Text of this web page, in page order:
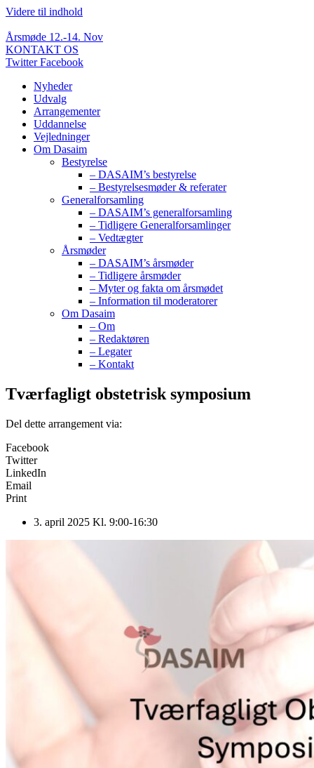
Videre til indhold
Årsmøde 12.-14. Nov
KONTAKT OS
Twitter Facebook
Nyheder
Udvalg
Arrangementer
Uddannelse
Vejledninger
Om Dasaim
Bestyrelse
– DASAIM’s bestyrelse
– Bestyrelsesmøder & referater
Generalforsamling
– DASAIM’s generalforsamling
– Tidligere Generalforsamlinger
– Vedtægter
Årsmøder
– DASAIM’s årsmøder
– Tidligere årsmøder
– Myter og fakta om årsmødet
– Information til moderatorer
Om Dasaim
– Om
– Redaktøren
– Legater
– Kontakt
Tværfagligt obstetrisk symposium
Del dette arrangement via:
Facebook
Twitter
LinkedIn
Email
Print
3. april 2025 Kl. 9:00-16:30